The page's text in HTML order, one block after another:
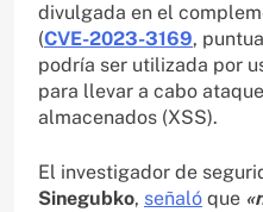
divulgada en el
(CVE-2023-3169,
podría ser utilizada por
para llevar a cabo
almacenados (XSS).
El investigador de
Sinegubko, señaló que